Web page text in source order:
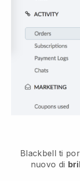
Blackbell ti
nuovo di